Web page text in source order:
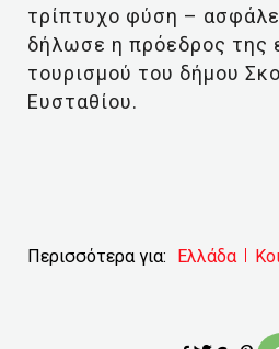
τρίπτυχο φύση –
δήλωσε η πρόεδρος της
τουρισμού του δήμου
Ευσταθίου.
Περισσότερα για: Ελλάδα